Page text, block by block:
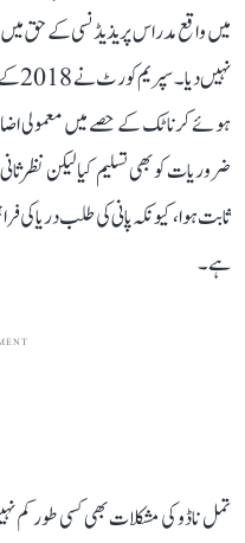
میں واقع مدراس پریذیڈنسی کے حق میں
ہوئے کرناٹک کے حصے میں معمولی
ضروریات کو بھی تسلیم کیا لیکن
ثابت ہوا، کیونکہ پانی کی طلب دریا
ہے۔
تمل ناڈو کی مشکلات بھی کسی طور کم